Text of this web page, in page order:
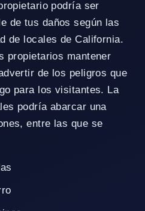
podría ser
de tus daños según las
de locales de California.
propietarios mantener
de los peligros que
para los visitantes. La
podría abarcar una
entre las que se